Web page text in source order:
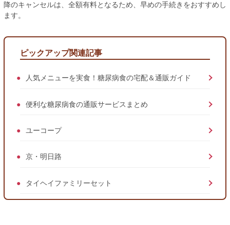
降のキャンセルは、全額有料となるため、早めの手続きをおすすめし
ます。
ピックアップ関連記事
人気メニューを実食！糖尿病食の宅配＆通販ガイド
便利な糖尿病食の通販サービスまとめ
ユーコープ
京・明日路
タイヘイファミリーセット